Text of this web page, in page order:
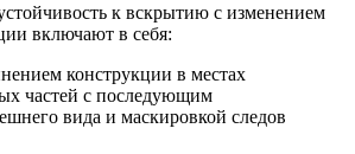
к вскрытию с изменением
включают в себя:
конструкции в местах
частей с последующим
вида и маскировкой следов